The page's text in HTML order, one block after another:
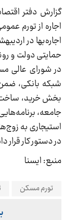
گزارش دفتر
اجاره از تورم
حمایتی دولت و
در شورای عالی
شبکه بانکی،
بخش خرید،
جامعه،
استیجاری به
در دستور کار قرار
منبع: ایسنا
تورم مسکن